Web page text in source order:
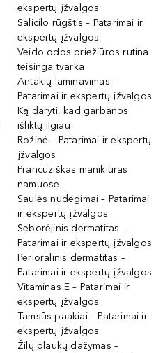
ekspertų įžvalgos
Salicilo rūgštis – Patarimai ir
ekspertų įžvalgos
Veido odos priežiūros rutina:
teisinga tvarka
Antakių laminavimas –
Patarimai ir ekspertų įžvalgos
Ką daryti, kad garbanos
išliktų ilgiau
Rožinė – Patarimai ir ekspertų
įžvalgos
Prancūziškas manikiūras
namuose
Saulės nudegimai – Patarimai
ir ekspertų įžvalgos
Seborėjinis dermatitas –
Patarimai ir ekspertų įžvalgos
Perioralinis dermatitas –
Patarimai ir ekspertų įžvalgos
Vitaminas E – Patarimai ir
ekspertų įžvalgos
Tamsūs paakiai – Patarimai ir
ekspertų įžvalgos
Žilų plaukų dažymas –